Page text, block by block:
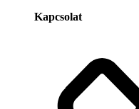
Kapcsolat